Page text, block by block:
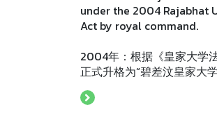
under the 2004 Rajabhat
Act by royal command.
2004年：根据《皇家大学
正式升格为“碧差汶皇家大学